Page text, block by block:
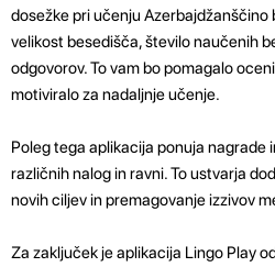
dosežke pri učenju Azerbajdžanščino
velikost besedišča, število naučenih
odgovorov. To vam bo pomagalo
motiviralo za nadaljnje učenje.
Poleg tega aplikacija ponuja nagrade
različnih nalog in ravni. To ustvarja
novih ciljev in premagovanje izzivov
Za zaključek je aplikacija Lingo Play